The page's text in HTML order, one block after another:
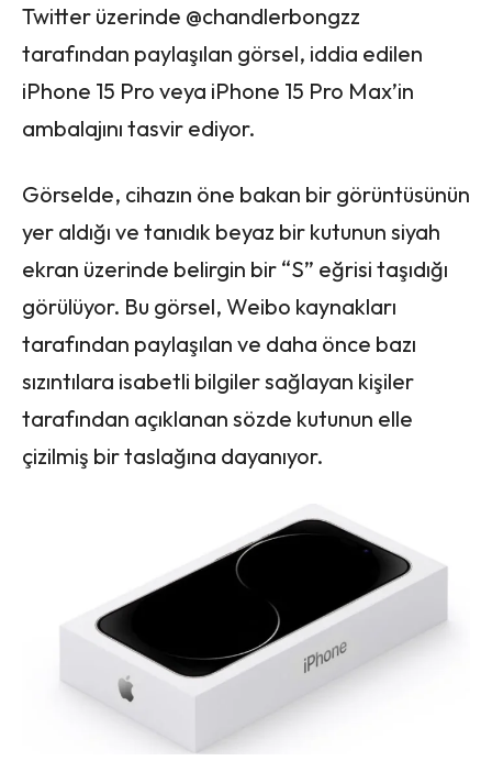
Twitter üzerinde @chandlerbongzz
tarafından paylaşılan görsel, iddia edilen
iPhone 15 Pro veya iPhone 15 Pro Max’in
ambalajını tasvir ediyor.
Görselde, cihazın öne bakan bir görüntüsünün
yer aldığı ve tanıdık beyaz bir kutunun siyah
ekran üzerinde belirgin bir “S” eğrisi taşıdığı
görülüyor. Bu görsel, Weibo kaynakları
tarafından paylaşılan ve daha önce bazı
sızıntılara isabetli bilgiler sağlayan kişiler
tarafından açıklanan sözde kutunun elle
çizilmiş bir taslağına dayanıyor.